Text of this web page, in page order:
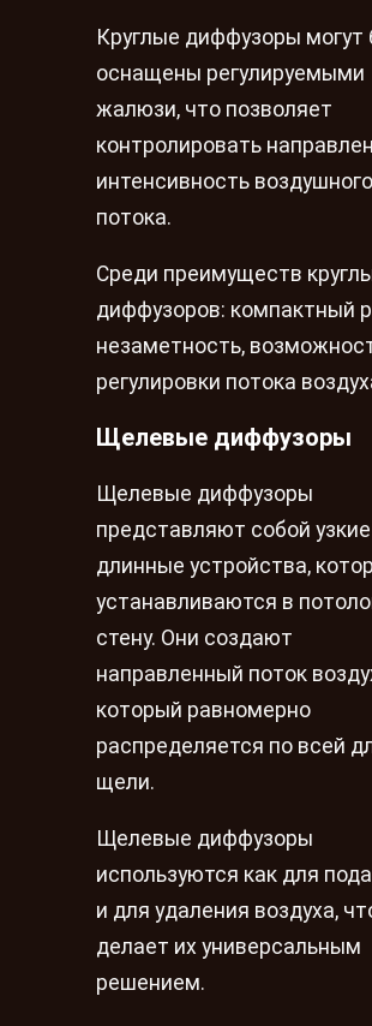
Круглые диффузоры могут
оснащены регулируемыми
жалюзи, что позволяет
контролировать
интенсивность воздушного
потока.
Среди преимуществ
диффузоров: компактный
незаметность,
регулировки потока
Щелевые диффузоры
Щелевые диффузоры
представляют собой
длинные устройства,
устанавливаются в
стену. Они создают
направленный поток
который равномерно
распределяется по всей
щели.
Щелевые диффузоры
используются как для
и для удаления воздуха,
делает их универсальным
решением.